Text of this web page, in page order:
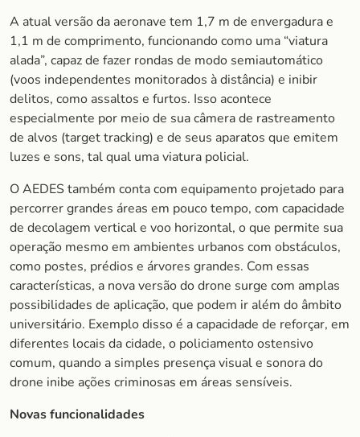
A atual versão da aeronave tem 1,7 m de envergadura e
1,1 m de comprimento, funcionando como uma “viatura
alada”, capaz de fazer rondas de modo semiautomático
(voos independentes monitorados à distância) e inibir
delitos, como assaltos e furtos. Isso acontece
especialmente por meio de sua câmera de rastreamento
de alvos (target tracking) e de seus aparatos que emitem
luzes e sons, tal qual uma viatura policial.
O AEDES também conta com equipamento projetado para
percorrer grandes áreas em pouco tempo, com capacidade
de decolagem vertical e voo horizontal, o que permite sua
operação mesmo em ambientes urbanos com obstáculos,
como postes, prédios e árvores grandes. Com essas
características, a nova versão do drone surge com amplas
possibilidades de aplicação, que podem ir além do âmbito
universitário. Exemplo disso é a capacidade de reforçar, em
diferentes locais da cidade, o policiamento ostensivo
comum, quando a simples presença visual e sonora do
drone inibe ações criminosas em áreas sensíveis.
Novas funcionalidades